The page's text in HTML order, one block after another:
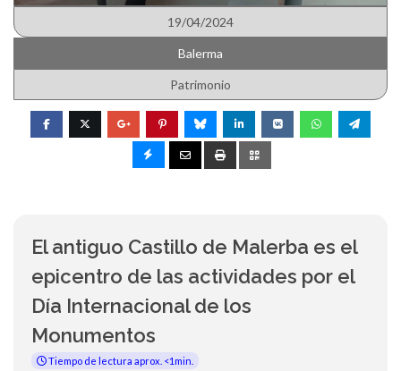
19/04/2024
Balerma
Patrimonio
El antiguo Castillo de Malerba es el
epicentro de las actividades por el
Día Internacional de los
Monumentos
Tiempo de lectura aprox. <1min.